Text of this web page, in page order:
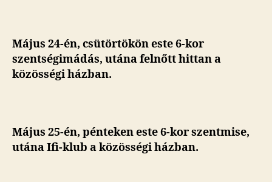
Május 24-én, csütörtökön este 6-kor
szentségimádás, utána felnőtt hittan a
közösségi házban.
Május 25-én, pénteken este 6-kor szentmise,
utána Ifi-klub a közösségi házban.